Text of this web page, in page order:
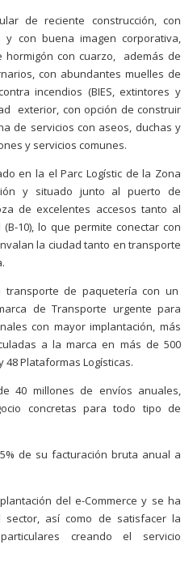
de reciente construcción, con
y con buena imagen corporativa,
hormigón con cuarzo, además de
con abundantes muelles de
incendios (BIES, extintores y
exterior, con opción de construir
de servicios con aseos, duchas y
y servicios comunes.
en la el Parc Logístic de la Zona
y situado junto al puerto de
de excelentes accesos tanto al
10), lo que permite conectar con
la ciudad tanto en transporte
de paquetería con un
de Transporte urgente para
con mayor implantación, más
a la marca en más de 500
Plataformas Logísticas.
40 millones de envíos anuales,
concretas para todo tipo de
de su facturación bruta anual a
del e-Commerce y se ha
sector, así como de satisfacer la
creando el servicio